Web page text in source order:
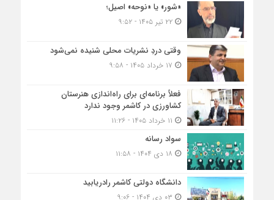
«شور» یا «نوحه» اصیل؛
۲۲ تیر ۱۴۰۵ - ۹:۵۲
وقتی دردِ نشریات محلی شنیده نمی‌شود
فعلاً برنامه‌ای برای راه‌اندازی هنرستان
کشاورزی در کاشمر وجود ندارد
سواد رسانه
دانشگاه دولتی کاشمر‌ رادریابید